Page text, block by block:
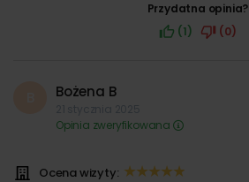
Przydatna opinia?
(1)
(0)
Bożena B
Opinia zweryfikowana
Ocena wizyty: